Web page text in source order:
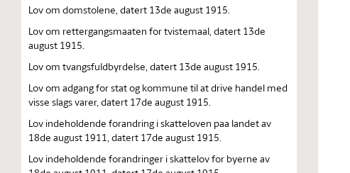
Lov om domstolene, datert 13de august 1915.
Lov om rettergangsmaaten for tvistemaal, datert 13de
august 1915.
Lov om tvangsfuldbyrdelse, datert 13de august 1915.
Lov om adgang for stat og kommune til at drive handel med
visse slags varer, datert 17de august 1915.
Lov indeholdende forandring i skatteloven paa landet av
18de august 1911, datert 17de august 1915.
Lov indeholdende forandringer i skattelov for byerne av